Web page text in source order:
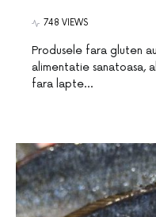
748 VIEWS
Produsele fara gluten
alimentatie sanatoasa,
fara lapte…